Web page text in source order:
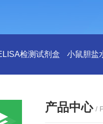
检测试剂盒 小鼠胆盐
产品中心 /